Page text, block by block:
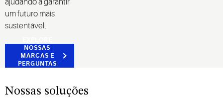
ajudando a garantir
um futuro mais
sustentável.
NOSSAS
MARCAS E
PERGUNTAS
Nossas soluções